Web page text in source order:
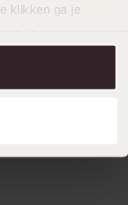
klikken ga je
cookiebeleid.
10% korting